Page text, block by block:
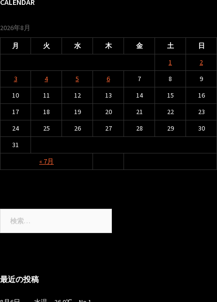
ビ
ゲ
ー
シ
ョ
ン
2026年8月
月 火 水 木 金 土 日
« 7月
1
2
3
4 5 6 7 8
9
10
11 12 13 14 15
16
17
18 19 20 21 22
23
24
25 26 27 28 29
30
31
最近の投稿